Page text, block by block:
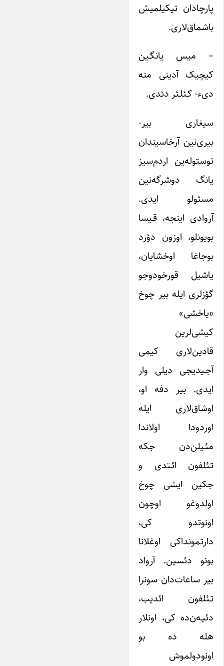
پارچادان تیکیلمیش
باشماق‌لاری.
– میس یانگـین
کیچیک آدینی منه
دیء- کـئلـئر دئدی.
سیغاری بیر-
بیری‌نین آرخاسیندان
توستوله‌ین اردم‌سیز
یانگ دوشرگه‌نین
مسئولو ایدی.
آروادی اینجه، قـیسا
بویونلو، اوزون دؤرد
بوجاغا اوخشایان،
یاشیل قورخودوجو
گؤزلری ایله بیر چوخ
«یاخشی»
کیشی‌لرین
قادین‌لاری کیمی
آجـیدیجی دیلی وار
ایدی. بیر دفه او،
اوشاق‌لاری ایله
اوردودا اولاندا
مئـیلن‌دن جکه
تـئلفون ائـتدی و
جکین ایشی چوخ
اولدوغو اوچون
اونوتدو کی،
دارتمونداکی اوغلانا
بونو دئسین. آرواد
بیر ساعات‌دان سونرا
تـئلفون ائدیب،
دئیـه‌ن‌ده کی، اونلار
هله ده بو
اونودولموش